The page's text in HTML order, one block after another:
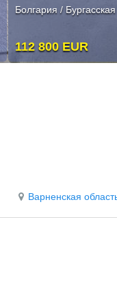
Болгария /
112 800 EUR
Варненская